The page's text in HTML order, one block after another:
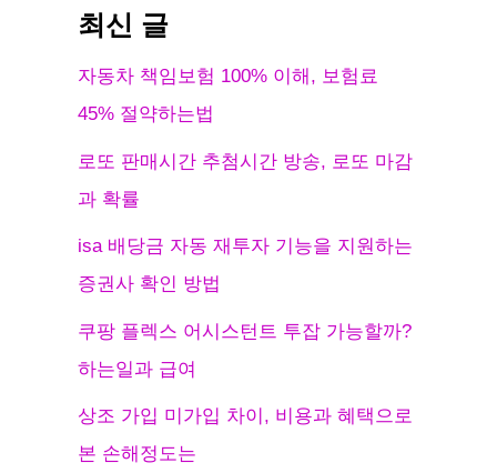
최신 글
자동차 책임보험 100% 이해, 보험료
45% 절약하는법
로또 판매시간 추첨시간 방송, 로또 마감
과 확률
isa 배당금 자동 재투자 기능을 지원하는
증권사 확인 방법
쿠팡 플렉스 어시스턴트 투잡 가능할까?
하는일과 급여
상조 가입 미가입 차이, 비용과 혜택으로
본 손해정도는